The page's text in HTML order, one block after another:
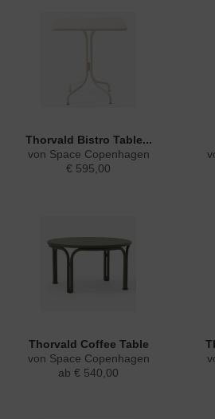
Thorvald Bistro Table...
von Space Copenhagen
€ 595,00
Thorvald Coffee Table
von Space Copenhagen
ab € 540,00